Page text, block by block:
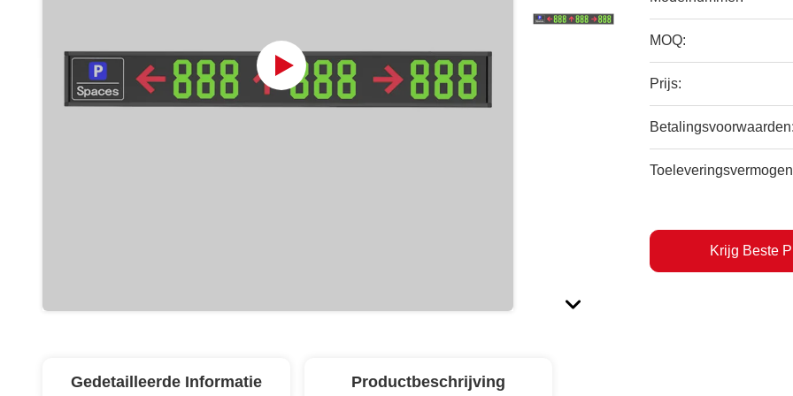
MOQ:
Prijs:
Krijg Beste
Gedetailleerde Informatie Productbeschrijving